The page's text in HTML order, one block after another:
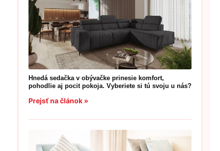
Hnedá sedačka v obývačke prinesie komfort,
pohodlie aj pocit pokoja. Vyberiete si tú svoju u nás?
Prejsť na článok »